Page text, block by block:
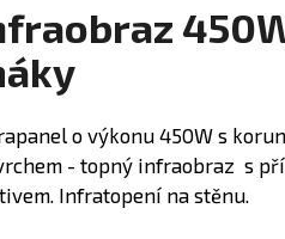
o výkonu 450W s
- topný infraobraz s
Infratopení na stěnu.